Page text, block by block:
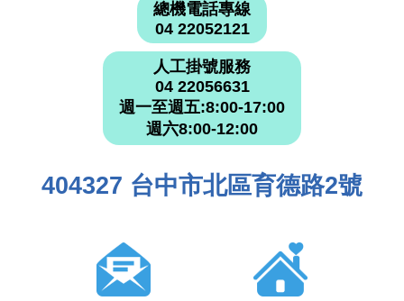
總機電話專線
04 22052121
人工掛號服務
04 22056631
週一至週五:8:00-17:00
週六8:00-12:00
404327 台中市北區育德路2號